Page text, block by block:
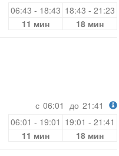
06:43 - 18:43 18:43 - 21:23
11 мин
18 мин
с 06:01 до 21:41
06:01 - 19:01 19:01 - 21:41
11 мин
18 мин